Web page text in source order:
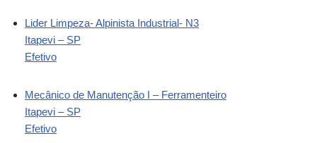
Lider Limpeza- Alpinista Industrial- N3
Itapevi – SP
Efetivo
Mecânico de Manutenção I – Ferramenteiro
Itapevi – SP
Efetivo